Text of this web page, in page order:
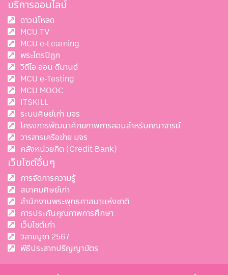
บริการออนไลน์
ดาวน์โหลด
MCU TV
MCU e-Learning
พระไตรปิฎก
วิดีโอ ออน ดีมานด์
MCU e-Testing
MCU MOOC
ITSKILL
ระบบศิษย์เก่า มจร
โครงการพัฒนาศักยภาพการสอนสำหรับคณาจารย์
วารสารเครือข่าย มจร
คลังหน่วยกิต (Credit Bank)
เว็บไซต์อื่นๆ
การจัดการความรู้
สมาคมศิษย์เก่า
สำนักงานพระพุทธศาสนาแห่งชาติ
การประกันคุณภาพการศึกษา
เว็บไซต์เก่า
วิสาขบูชา 2567
พีธีประสาทปริญญาบัตร